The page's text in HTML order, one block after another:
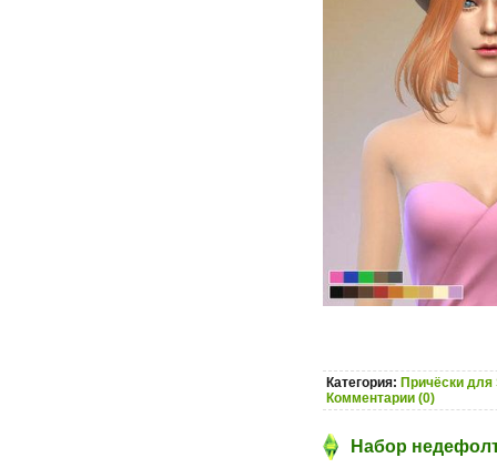
Категория: Причёски для
Комментарии (0)
Набор